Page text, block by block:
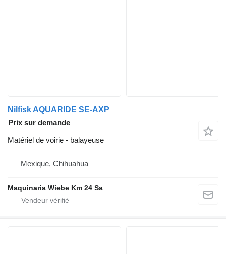
Nilfisk AQUARIDE SE-AXP
Prix sur demande
Matériel de voirie - balayeuse
Mexique, Chihuahua
Maquinaria Wiebe Km 24 Sa